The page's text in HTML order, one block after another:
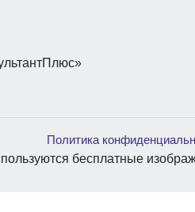
Политика
бесплатные